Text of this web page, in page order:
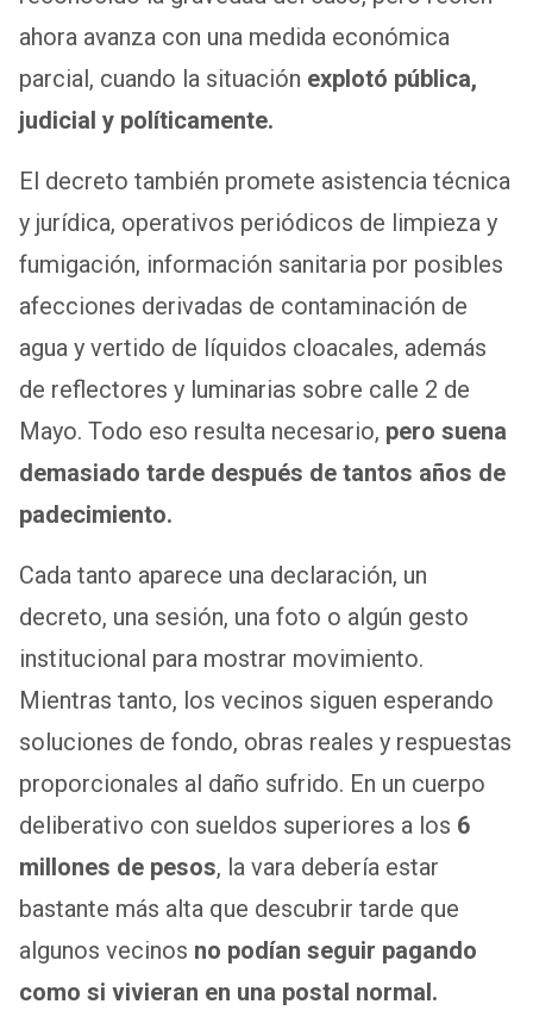
ahora avanza con una medida económica
parcial, cuando la situación explotó pública,
judicial y políticamente.
El decreto también promete asistencia técnica
y jurídica, operativos periódicos de limpieza y
fumigación, información sanitaria por posibles
afecciones derivadas de contaminación de
agua y vertido de líquidos cloacales, además
de reflectores y luminarias sobre calle 2 de
Mayo. Todo eso resulta necesario, pero suena
demasiado tarde después de tantos años de
padecimiento.
Cada tanto aparece una declaración, un
decreto, una sesión, una foto o algún gesto
institucional para mostrar movimiento.
Mientras tanto, los vecinos siguen esperando
soluciones de fondo, obras reales y respuestas
proporcionales al daño sufrido. En un cuerpo
deliberativo con sueldos superiores a los 6
millones de pesos, la vara debería estar
bastante más alta que descubrir tarde que
algunos vecinos no podían seguir pagando
como si vivieran en una postal normal.